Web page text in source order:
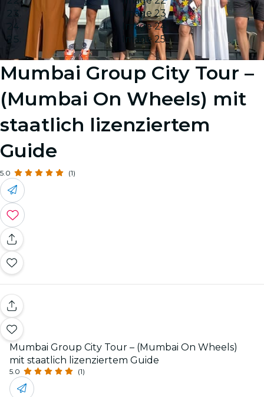
Image 23
Image 24
Image 25
Mumbai Group City Tour –
(Mumbai On Wheels) mit
staatlich lizenziertem
Guide
5.0 (1)
Mumbai Group City Tour – (Mumbai On Wheels)
mit staatlich lizenziertem Guide
5.0 (1)